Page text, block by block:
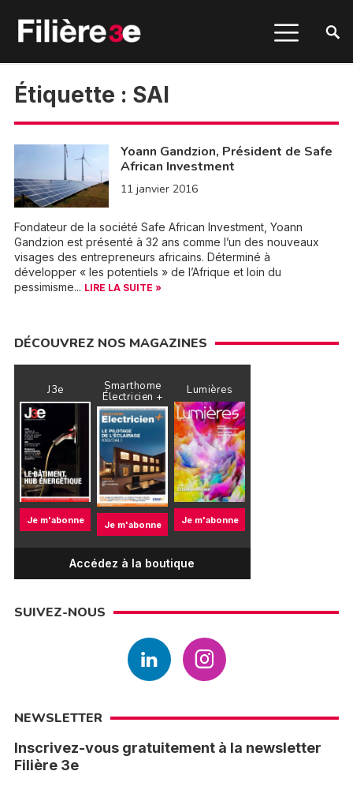
Étiquette : SAI
Yoann Gandzion, Président de Safe
African Investment
11 janvier 2016
Fondateur de la société Safe African Investment, Yoann
Gandzion est présenté à 32 ans comme l’un des nouveaux
visages des entrepreneurs africains. Déterminé à
développer « les potentiels » de l’Afrique et loin du
pessimisme... LIRE LA SUITE »
DÉCOUVREZ NOS MAGAZINES
J3e
Je m'abonne
Smarthome
Électricien +
Je m'abonne
Lumières
Je m'abonne
Accédez à la boutique
SUIVEZ-NOUS
NEWSLETTER
Inscrivez-vous gratuitement à la newsletter
Filière 3e